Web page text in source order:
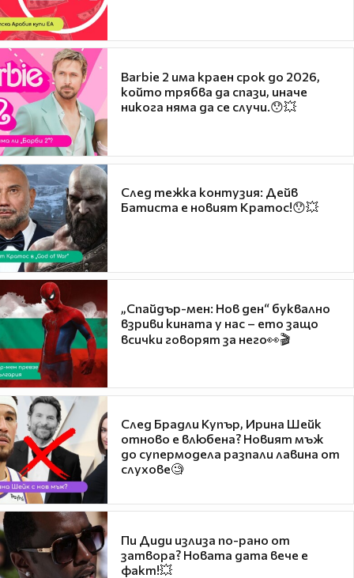
Barbie 2 има краен срок до 2026,
който трябва да спази, иначе
никога няма да се случи.😯💥
След тежка контузия: Дейв
Батиста е новият Кратос!😯💥
„Спайдър-мен: Нов ден“ буквално
взриви кината у нас – ето защо
всички говорят за него👀🎬
След Брадли Купър, Ирина Шейк
отново е влюбена? Новият мъж
до супермодела разпали лавина от
слухове🧐
Пи Диди излиза по-рано от
затвора? Новата дата вече е
факт!💥